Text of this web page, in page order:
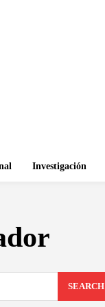
Investigación
SEARCH